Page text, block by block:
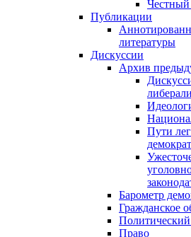
Честный
Публикации
литературы
Дискуссии
Архив
Пути
Барометр
Гражданское
Право